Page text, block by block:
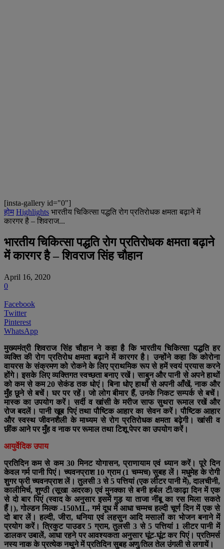
[insta-gallery id="0"]
होम Highlights भारतीय चिकित्सा पद्धति रोग प्रतिरोधक क्षमता बढ़ाने में
कारगर है – शिवराज...
भारतीय चिकित्सा पद्धति रोग प्रतिरोधक क्षमता बढ़ाने
में कारगर है – शिवराज सिंह चौहान
April 16, 2020
0
Facebook
Twitter
Pinterest
WhatsApp
मुख्यमंत्री शिवराज सिंह चौहान ने कहा है कि भारतीय चिकित्सा पद्धति हर
व्यक्ति की रोग प्रतिरोध क्षमता बढ़ाने में कारगर है। उन्होंने कहा कि कोरोना
वायरस के संक्रमण को रोकने के लिए प्राथमिक रूप से हमें स्वयं प्रयास करने
होंगे। इसके लिए व्यक्तिगत स्वच्छता बनाए रखें। साबुन और पानी से अपने हाथों
को कम से कम 20 सेकंड तक धोएं। बिना धोए हाथों से अपनी आँखें, नाक और
मुँह छूने से बचें। घर पर रहें। जो लोग बीमार हैं, उनके निकट सम्पर्क से बचें।
मास्क का उपयोग करें। सर्दी व खांसी के मरीज साफ सुथरा रूमाल रखें और
रोज बदलें। पानी खूब पिएं तथा पौष्टिक आहार का सेवन करें। पौष्टिक आहार
और स्वस्थ जीवनशैली के माध्यम से रोग प्रतिरोधक क्षमता बढ़ेगी। खांसी व
छींक आने पर मुँह व नाक पर रूमाल तथा टिशू पेपर का उपयोग करें।
आयुर्वेदिक उपाय
प्रतिदिन कम से कम 30 मिनट योगासन, प्राणायाम एवं ध्यान करें। पूरे दिन
केवल गर्म पानी पिएं। च्यवनप्राश 10 ग्राम (1 चम्मच) सुबह लें। मधुमेह के रोगी
शुगर फ्री च्यवनप्राश लें। तुलसी 3 से 5 पत्तियां (एक लीटर पानी में), दालचीनी,
कालीमिर्च, शुण्ठी (सूखा अदरक) एवं मुनक्का से बनी हर्बल टी/काढ़ा दिन में एक
से दो बार पिएं (स्वाद के अनुसार इसमें गुड़ या ताजा नींबू का रस मिला सकते
हैं।), गोल्डन मिल्क -150ML, गर्म दूध में आधा चम्मच हल्दी चूर्ण दिन में एक से
दो बार लें। हल्दी, जीरा, धनिया एवं लहसुन आदि मसालों का भोजन बनाने में
प्रयोग करें। त्रिकुट पाउडर 5 ग्राम, तुलसी 3 से 5 पत्तियां 1 लीटर पानी में
डालकर उबालें, आधा रहने पर आवश्यकता अनुसार घूंट-घूंट कर पिएं। प्रतिमर्स
नस्य नाक के प्रत्येक नथुने में प्रतिदिन सुबह अणु/तिल तेल उंगली से लगायें।